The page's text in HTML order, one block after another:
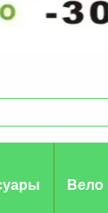
Вело